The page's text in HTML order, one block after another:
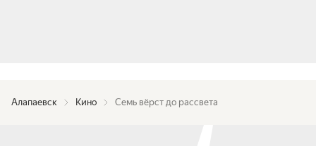
Алапаевск Кино Семь вёрст до рассвета